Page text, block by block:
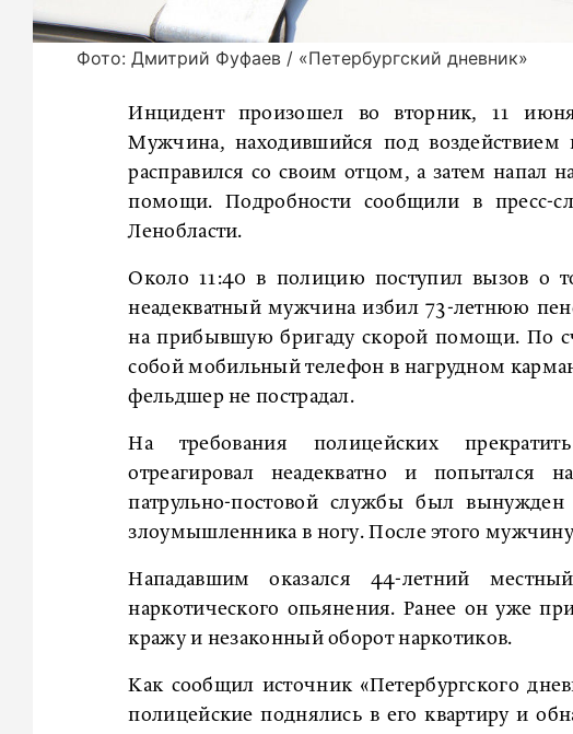
Фото: Дмитрий Фуфаев / «Петербургский дневник»
Инцидент произошел во вторник, 11
Мужчина, находившийся под воздействием
расправился со своим отцом, а затем
помощи. Подробности сообщили в пресс-
Ленобласти.
Около 11:40 в полицию поступил вызов о
неадекватный мужчина избил 73-летнюю
на прибывшую бригаду скорой помощи. По
собой мобильный телефон в нагрудном
фельдшер не пострадал.
На требования полицейских
отреагировал неадекватно и попытался
патрульно-постовой службы был
злоумышленника в ногу. После этого мужчину
Нападавшим оказался 44-летний
наркотического опьянения. Ранее он уже
кражу и незаконный оборот наркотиков.
Как сообщил источник «Петербургского
полицейские поднялись в его квартиру и